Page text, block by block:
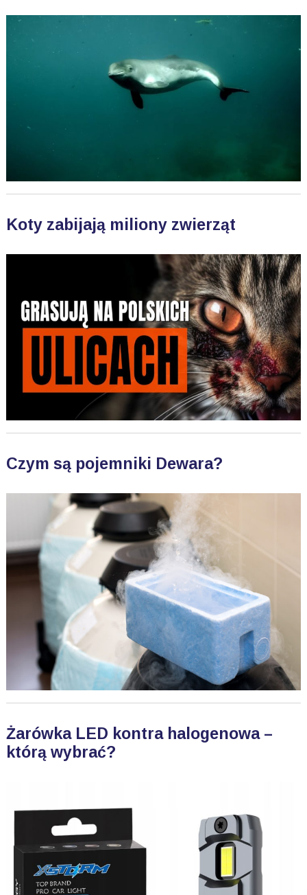
Koty zabijają miliony zwierząt
Czym są pojemniki Dewara?
Żarówka LED kontra halogenowa –
którą wybrać?